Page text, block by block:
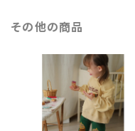
その他の商品